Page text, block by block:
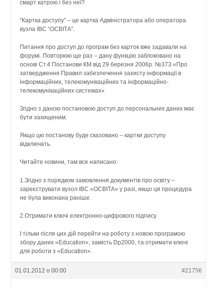
смарт катрою і без неї?
“Картка доступу” – це картка Адміністратора або оператора
вузла ІВС “ОСВІТА”.
Питання про доступ до програм без карток вже задавали на
форумі. Повторюю ще раз – дану функцію заблоковано на
основі Ст.4 Постанови КМ від 29 березня 2006р. №373 «Про
затвердження Правил забезпечення захисту інформації в
інформаційних, телекомунікаційних та інформаційно-
телекомунікаційних системах»
Згідно з даною постановою доступ до персональних даних має
бути захищеним.
Якщо цю постанову буде сказовано – картки доступу
відключать.
Читайте новини, там все написано:
1.Згідно з порядком замовлення документів про освіту –
зареєструвати вузол ІВС «ОСВІТА» у разі, якщо ця процедура
не була виконана раніше.
2.Отримати ключі електронно-цифрового підпису.
І тільки після цих дій перейти на роботу з новою програмою
збору даних «Education», замість Dp2000, та отримати ключі
для роботи з «Education».
01.01.2012 о 00:00 #21756